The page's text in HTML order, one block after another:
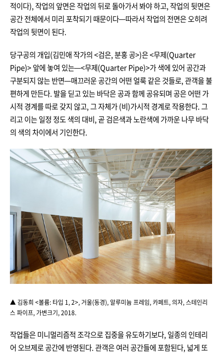
적이다), 작업의 앞면은 작업의 뒤로 돌아가서 봐야 하고, 작업의 뒷면은
공간 전체에서 미리 포착되기 때문이다—따라서 작업의 전면은 오히려
작업의 뒷면이 된다.
당구공의 개입(김민애 작가의 <검은, 분홍 공>)은 <무제(Quarter
Pipe)> 앞에 놓여 있는—<무제(Quarter Pipe)>가 색에 있어 공간과
구분되지 않는 반면—매끄러운 공간의 어떤 얼룩 같은 것들로, 관객을 불
편하게 만든다. 발을 딛고 있는 바닥은 공과 함께 공유되며 공은 어떤 가
시적 경계를 따로 갖지 않고, 그 자체가 (비)가시적 경계로 작용한다. 그
리고 이는 일정 정도 색의 대비, 곧 검은색과 노란색에 가까운 나무 바닥
의 색의 차이에서 기인한다.
▲ 김동희 <볼륨: 타입 1, 2>, 거울(동경), 알루미늄 프레임, 카페트, 의자, 스테인리
스 파이프, 가변크기, 2018.
작업들은 미니멀리즘적 조각으로 집중을 유도하기보다, 일종의 인테리
어 오브제로 공간에 반영된다. 관객은 여러 공간들에 포함된다, 넓게 또